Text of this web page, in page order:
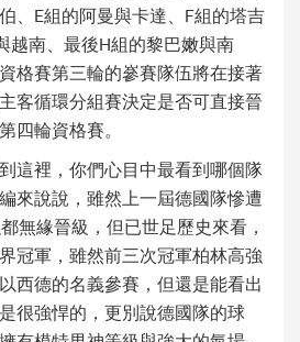
、E組的阿曼與卡達、F組的塔吉
越南、最後H組的黎巴嫩與南
格賽第三輪的嵾賽隊伍將在接著
客循環分組賽決定是否可直接晉
四輪資格賽。
這裡，你們心目中最看到哪個隊
來說說，雖然上一屆德國隊慘遭
無緣晉級，但已世足歷史來看，
冠軍，雖然前三次冠軍柏林高強
西德的名義參賽，但還是能看出
很強悍的，更別說德國隊的球